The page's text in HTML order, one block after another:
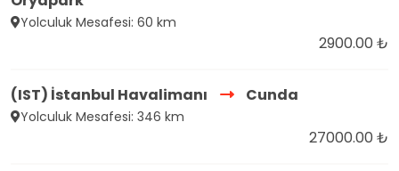
Yolculuk Mesafesi: 60 km
2900.00 ₺
(IST) İstanbul Havalimanı Cunda
Yolculuk Mesafesi: 346 km
27000.00 ₺